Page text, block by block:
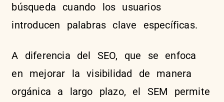
búsqueda cuando los usuarios
introducen palabras clave específicas.
A diferencia del SEO, que se enfoca
en mejorar la visibilidad de manera
orgánica a largo plazo, el SEM permite